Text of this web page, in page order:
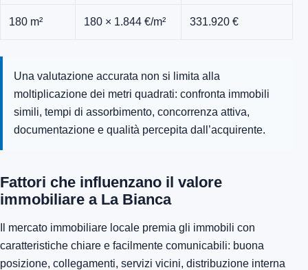
180 m² 180 × 1.844 €/m² 331.920 €
Una valutazione accurata non si limita alla
moltiplicazione dei metri quadrati: confronta immobili
simili, tempi di assorbimento, concorrenza attiva,
documentazione e qualità percepita dall’acquirente.
Fattori che influenzano il valore
immobiliare a La Bianca
Il mercato immobiliare locale premia gli immobili con
caratteristiche chiare e facilmente comunicabili: buona
posizione, collegamenti, servizi vicini, distribuzione interna